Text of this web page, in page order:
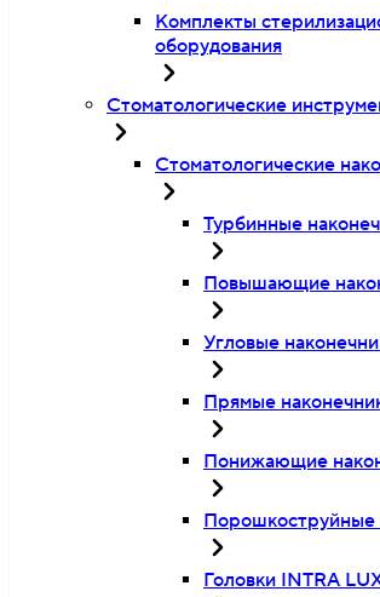
Комплекты
оборудования
Стоматологические
Стоматологические
Турбинные
Повышающие
Угловые
Прямые
Понижающие
Порошкоструйные
Головки INTRA